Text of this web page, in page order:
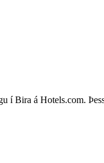
í Bira á Hotels.com.